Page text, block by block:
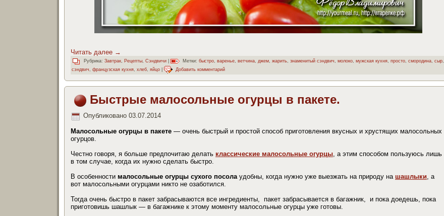
Читать далее →
Рубрика: Завтрак, Рецепты, Сэндвичи Метки: быстро, варенье, ветчина, джем, жарить, знаменитый сэндвич, молоко, мужская кухня, просто, смородина, сыр,
сэндвич
французская кухня хлеб яйцо Добавить комментарий
Быстрые малосольные огурцы в пакете.
Опубликовано 03.07.2014
Малосольные огурцы в пакете — очень быстрый и простой способ приготовления вкусных и хрустящих малосольных
огурцов.
Честно говоря, я больше предпочитаю делать классические малосольные огурцы , а этим способом пользуюсь лишь
в том случае, когда их нужно сделать быстро.
В особенности малосольные огурцы сухого посола удобны, когда нужно уже выезжать на природу на шашлыки , а
вот малосольными огурцами никто не озаботился.
Тогда очень быстро в пакет забрасываются все ингредиенты, пакет забрасывается в багажник, и пока доедешь, пока
приготовишь шашлык — в багажнике к этому моменту малосольные огурцы уже готовы.